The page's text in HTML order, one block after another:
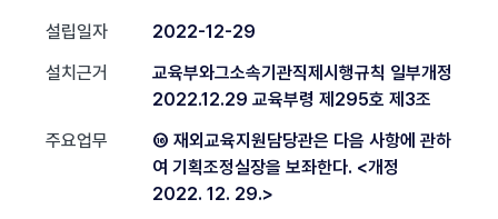
설립일자
2022-12-29
설치근거
교육부와그소속기관직제시행규칙 일부개정
2022.12.29 교육부령 제295호 제3조
주요업무
⑯ 재외교육지원담당관은 다음 사항에 관하
여 기획조정실장을 보좌한다. <개정
2022. 12. 29.>